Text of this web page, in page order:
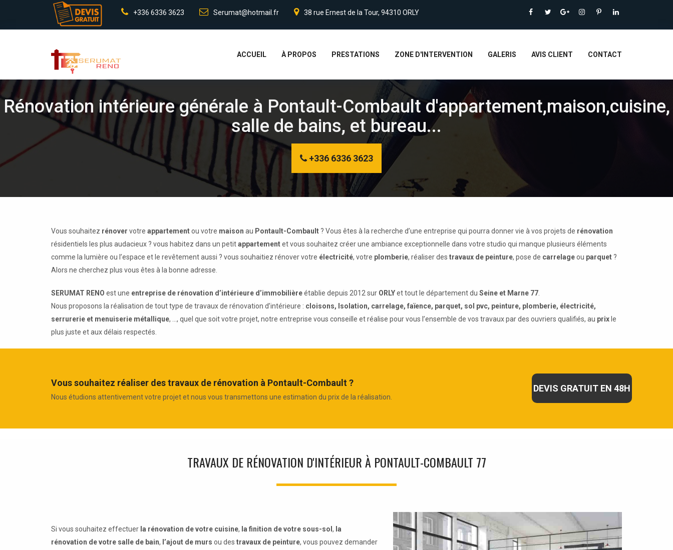
+336 6336 3623 Serumat@hotmail.fr 38 rue Ernest de la Tour, 94310 ORLY
ACCUEIL À PROPOS PRESTATIONS ZONE D'INTERVENTION GALERIS AVIS CLIENT CONTACT
Rénovation intérieure générale à Pontault-Combault d'appartement,maison,cuisine,
salle de bains, et bureau...
+336 6336 3623
Vous souhaitez rénover votre appartementou votre maison au Pontault-Combault ? Vous êtes à la recherche d’une entreprise qui pourra donner vie à vos projets de rénovation
résidentiels les plus audacieux ? vous habitez dans un petitappartementet vous souhaitez créer une ambiance exceptionnelle dans votre studio qui manque plusieurs éléments
comme la lumière ou l’espace et le revêtement aussi ? vous souhaitiez rénover votre électricité, votre plomberie, réaliser des travaux de peinture, pose de carrelageou parquet ?
Alors ne cherchez plus vous êtes à la bonne adresse.
SERUMAT RENO est une entreprise de rénovation d’intérieure d’immobilièreétablie depuis 2012 sur ORLYet tout le département du Seine et Marne 77
Nous proposons la réalisation de tout type de travaux de rénovation d’intérieure : cloisons, Isolation, carrelage, faïence, parquet, sol pvc, peinture, plomberie, électricité,
serrurerie et menuiserie métallique, ..., quel que soit votre projet, notre entreprise vous conseille et réalise pour vous l’ensemble de vos travaux par des ouvriers qualifiés, au prix le
plus juste et aux délais respectés.
Vous souhaitez réaliser des travaux de rénovation à Pontault-Combault ?
Nous étudions attentivement votre projet et nous vous transmettons une estimation du prix de la réalisation.
DEVIS GRATUIT EN 48H
TRAVAUX DE RÉNOVATION D'INTÉRIEUR À PONTAULT-COMBAULT 77
Si vous souhaitez effectuer la rénovation de votre cuisine, la finition de votre sous-sol , la
rénovation de votre salle de bain, l’ajout de murs ou des travaux de peinture, vous pouvez demander